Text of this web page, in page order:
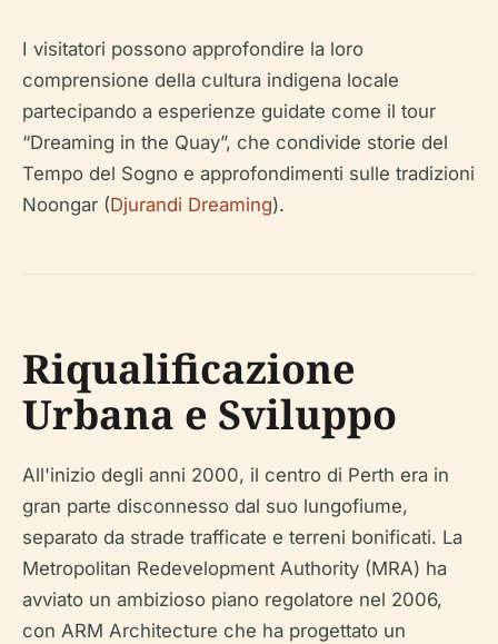
I visitatori possono approfondire la loro
comprensione della cultura indigena locale
partecipando a esperienze guidate come il tour
“Dreaming in the Quay”, che condivide storie del
Tempo del Sogno e approfondimenti sulle tradizioni
Noongar (Djurandi Dreaming).
Riqualificazione
Urbana e Sviluppo
All'inizio degli anni 2000, il centro di Perth era in
gran parte disconnesso dal suo lungofiume,
separato da strade trafficate e terreni bonificati. La
Metropolitan Redevelopment Authority (MRA) ha
avviato un ambizioso piano regolatore nel 2006,
con ARM Architecture che ha progettato un